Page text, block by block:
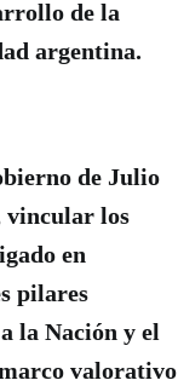
de la
argentina.
de Julio
vincular los
en
pilares
la Nación y el
valorativo